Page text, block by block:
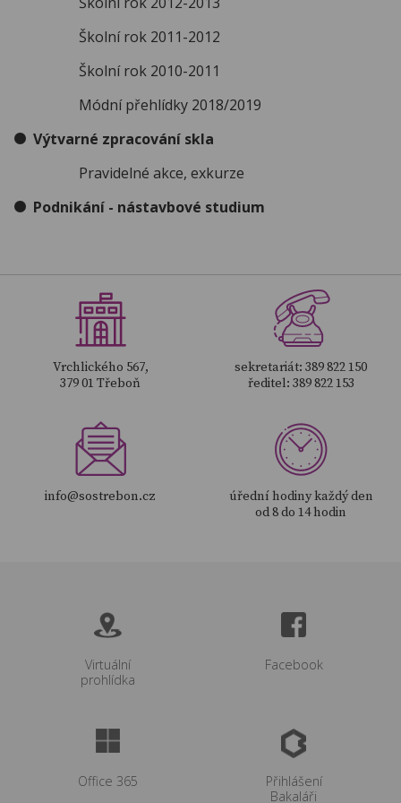
Školní rok 2011-2012
Školní rok 2010-2011
Módní přehlídky 2018/2019
Výtvarné zpracování skla
Pravidelné akce, exkurze
Podnikání - nástavbové studium
Vrchlického 567,
379 01 Třeboň
sekretariát: 389 822 150
ředitel: 389 822 153
info@sostrebon.cz
úřední hodiny každý den
od 8 do 14 hodin
Virtuální
prohlídka
Facebook
Office 365
Přihlášení
Bakaláři